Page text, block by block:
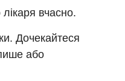
вчасно.
Дочекайтеся
або